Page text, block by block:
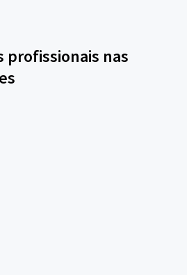
profissionais nas